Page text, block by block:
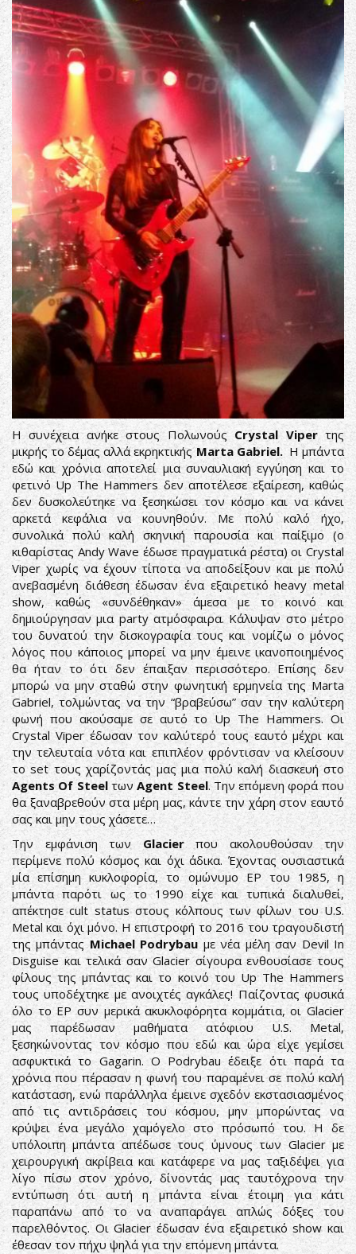
Η συνέχεια ανήκε στους ΠολωνούςCrystal Viperτης
μικρής το δέμας αλλά εκρηκτικήςMarta Gabriel.Η μπάντα
εδώ και χρόνια αποτελεί μια συναυλιακή εγγύηση και το
φετινό Up The Hammers δεν αποτέλεσε εξαίρεση, καθώς
δεν δυσκολεύτηκε να ξεσηκώσει τον κόσμο και να κάνει
αρκετά κεφάλια να κουνηθούν. Με πολύ καλό ήχο,
συνολικά πολύ καλή σκηνική παρουσία και παίξιμο (ο
κιθαρίστας Andy Wave έδωσε πραγματικά ρέστα) οι Crystal
Viper χωρίς να έχουν τίποτα να αποδείξουν και με πολύ
ανεβασμένη διάθεση έδωσαν ένα εξαιρετικό heavy metal
show, καθώς «συνδέθηκαν» άμεσα με το κοινό και
δημιούργησαν μια party ατμόσφαιρα. Κάλυψαν στο μέτρο
του δυνατού την δισκογραφία τους και νομίζω ο μόνος
λόγος που κάποιος μπορεί να μην έμεινε ικανοποιημένος
θα ήταν το ότι δεν έπαιξαν περισσότερο. Επίσης δεν
μπορώ να μην σταθώ στην φωνητική ερμηνεία της Marta
Gabriel, τολμώντας να την “βραβεύσω” σαν την καλύτερη
φωνή που ακούσαμε σε αυτό το Up The Hammers. Οι
Crystal Viper έδωσαν τον καλύτερό τους εαυτό μέχρι και
την τελευταία νότα και επιπλέον φρόντισαν να κλείσουν
το set τους χαρίζοντάς μας μια πολύ καλή διασκευή στο
Agents Of Steel τωνAgent Steel. Την επόμενη φορά που
θα ξαναβρεθούν στα μέρη μας, κάντε την χάρη στον εαυτό
σας και μην τους χάσετε…
Την εμφάνιση των Glacierπου ακολουθούσαν την
περίμενε πολύ κόσμος και όχι άδικα. Έχοντας ουσιαστικά
μία επίσημη κυκλοφορία, το ομώνυμο EP του 1985, η
μπάντα παρότι ως το 1990 είχε και τυπικά διαλυθεί,
απέκτησε cult status στους κόλπους των φίλων του U.S.
Metal και όχι μόνο. Η επιστροφή το 2016 του τραγουδιστή
της μπάνταςMichael Podrybau με νέα μέλη σαν Devil In
Disguise και τελικά σαν Glacier σίγουρα ενθουσίασε τους
φίλους της μπάντας και το κοινό του Up The Hammers
τους υποδέχτηκε με ανοιχτές αγκάλες! Παίζοντας φυσικά
όλο το EP συν μερικά ακυκλοφόρητα κομμάτια, οι Glacier
μας παρέδωσαν μαθήματα ατόφιου U.S. Metal,
ξεσηκώνοντας τον κόσμο που εδώ και ώρα είχε γεμίσει
ασφυκτικά το Gagarin. Ο Podrybau έδειξε ότι παρά τα
χρόνια που πέρασαν η φωνή του παραμένει σε πολύ καλή
κατάσταση, ενώ παράλληλα έμεινε σχεδόν εκστασιασμένος
από τις αντιδράσεις του κόσμου, μην μπορώντας να
κρύψει ένα μεγάλο χαμόγελο στο πρόσωπό του. Η δε
υπόλοιπη μπάντα απέδωσε τους ύμνους των Glacier με
χειρουργική ακρίβεια και κατάφερε να μας ταξιδέψει για
λίγο πίσω στον χρόνο, δίνοντάς μας ταυτόχρονα την
εντύπωση ότι αυτή η μπάντα είναι έτοιμη για κάτι
παραπάνω από το να αναπαράγει απλώς δόξες του
παρελθόντος. Οι Glacier έδωσαν ένα εξαιρετικό show και
έθεσαν τον πήχυ ψηλά για την επόμενη μπάντα.